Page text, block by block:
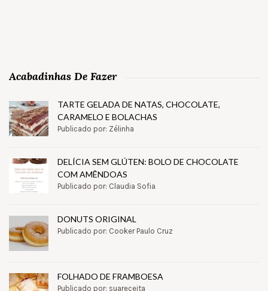
Acabadinhas De Fazer
TARTE GELADA DE NATAS, CHOCOLATE,
CARAMELO E BOLACHAS
Publicado por: Zélinha
DELÍCIA SEM GLÚTEN: BOLO DE CHOCOLATE
COM AMÊNDOAS
Publicado por: Claudia Sofia
DONUTS ORIGINAL
Publicado por: Cooker Paulo Cruz
FOLHADO DE FRAMBOESA
Publicado por: suareceita